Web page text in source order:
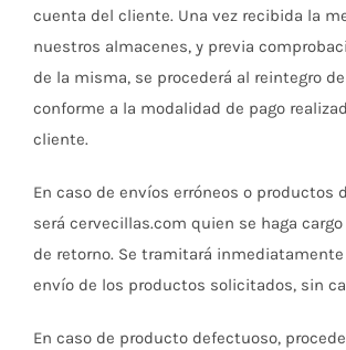
cuenta del cliente. Una vez recibida la
nuestros almacenes, y previa
de la misma, se procederá al reintegro
conforme a la modalidad de pago
cliente.
En caso de envíos erróneos o productos
será cervecillas.com quien se haga
de retorno. Se tramitará
envío de los productos solicitados, sin
En caso de producto defectuoso,